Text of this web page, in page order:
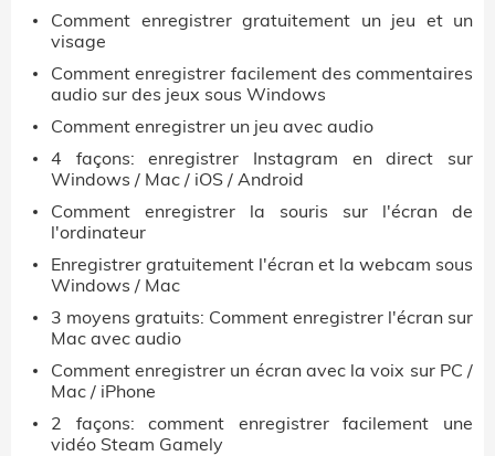
Comment enregistrer gratuitement un jeu et un
visage
Comment enregistrer facilement des commentaires
audio sur des jeux sous Windows
Comment enregistrer un jeu avec audio
4 façons: enregistrer Instagram en direct sur
Windows / Mac / iOS / Android
Comment enregistrer la souris sur l'écran de
l'ordinateur
Enregistrer gratuitement l'écran et la webcam sous
Windows / Mac
3 moyens gratuits: Comment enregistrer l'écran sur
Mac avec audio
Comment enregistrer un écran avec la voix sur PC /
Mac / iPhone
2 façons: comment enregistrer facilement une
vidéo Steam Gamely